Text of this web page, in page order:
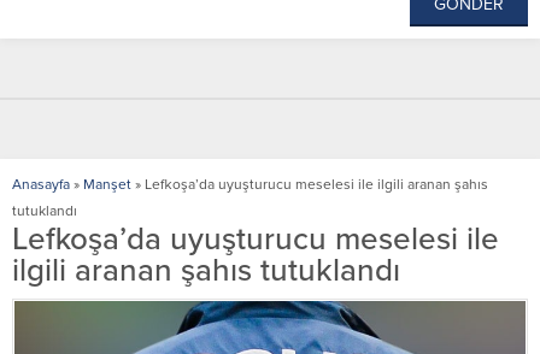
Anasayfa » Manşet » Lefkoşa’da uyuşturucu meselesi ile ilgili aranan şahıs
tutuklandı
Lefkoşa’da uyuşturucu meselesi ile
ilgili aranan şahıs tutuklandı